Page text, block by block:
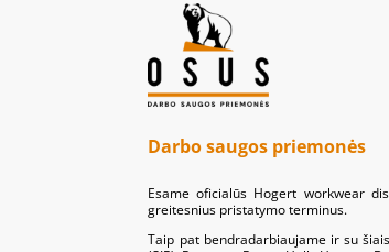
Darbo saugos priemonės
Esame oficialūs Hogert workwear
greitesnius pristatymo terminus.
Taip pat bendradarbiaujame ir su